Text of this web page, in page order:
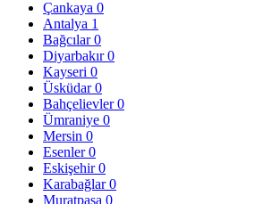
Çankaya 0
Antalya 1
Bağcılar0
Diyarbakır0
Kayseri 0
Üsküdar0
Bahçelievler0
Ümraniye 0
Mersin 0
Esenler0
Eskişehir0
Karabağlar0
Muratpaşa 0